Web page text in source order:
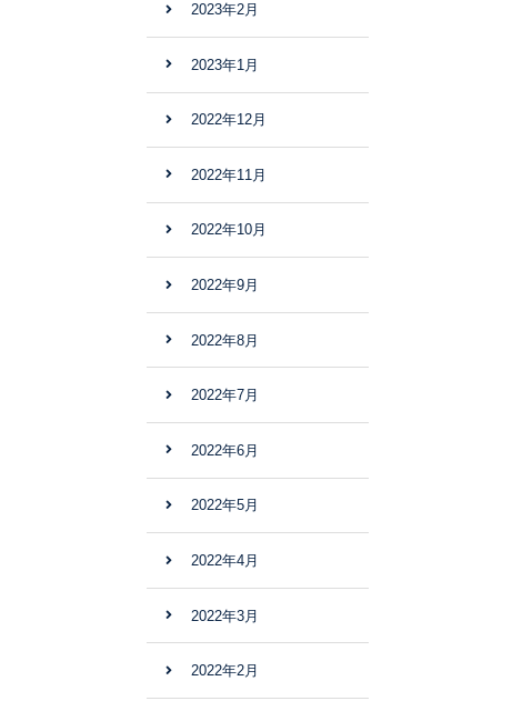
2023年2月
2023年1月
2022年12月
2022年11月
2022年10月
2022年9月
2022年8月
2022年7月
2022年6月
2022年5月
2022年4月
2022年3月
2022年2月